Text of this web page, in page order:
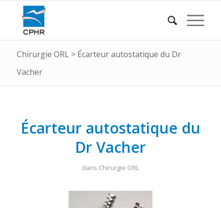
Chirurgie ORL> Écarteur autostatique du Dr
Vacher
Écarteur autostatique du
Dr Vacher
dans Chirurgie ORL